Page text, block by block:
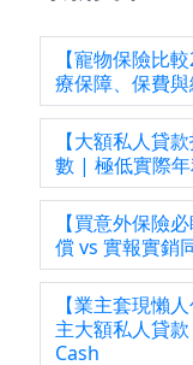
【寵物保險比
療保障、保費
【大額私人貸
數 | 極低實際
【買意外保險
償 vs 實報實銷
【業主套現懶
主大額私人貸
Cash